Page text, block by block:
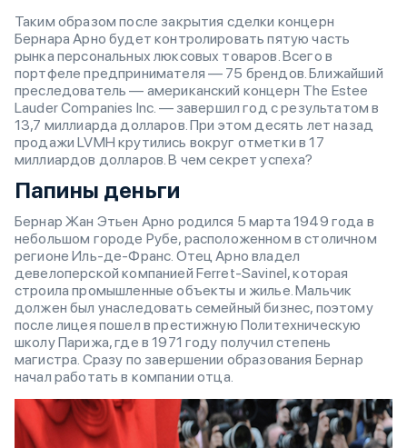
Таким образом после закрытия сделки концерн
Бернара Арно будет контролировать пятую часть
рынка персональных люксовых товаров. Всего в
портфеле предпринимателя — 75 брендов. Ближайший
преследователь — американский концерн The Estee
Lauder Companies Inc. — завершил год с результатом в
13,7 миллиарда долларов. При этом десять лет назад
продажи LVMH крутились вокруг отметки в 17
миллиардов долларов. В чем секрет успеха?
Папины деньги
Бернар Жан Этьен Арно родился 5 марта 1949 года в
небольшом городе Рубе, расположенном в столичном
регионе Иль-де-Франс. Отец Арно владел
девелоперской компанией Ferret-Savinel, которая
строила промышленные объекты и жилье. Мальчик
должен был унаследовать семейный бизнес, поэтому
после лицея пошел в престижную Политехническую
школу Парижа, где в 1971 году получил степень
магистра. Сразу по завершении образования Бернар
начал работать в компании отца.